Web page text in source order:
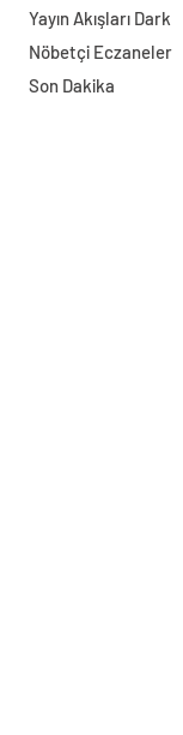
Yayın Akışları Dark
Nöbetçi Eczaneler
Son Dakika